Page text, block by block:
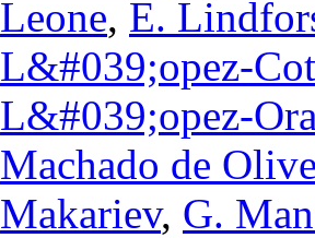
Leone, E.
L&#039;opez-
L&#039;opez-
Machado de
Makariev, G.